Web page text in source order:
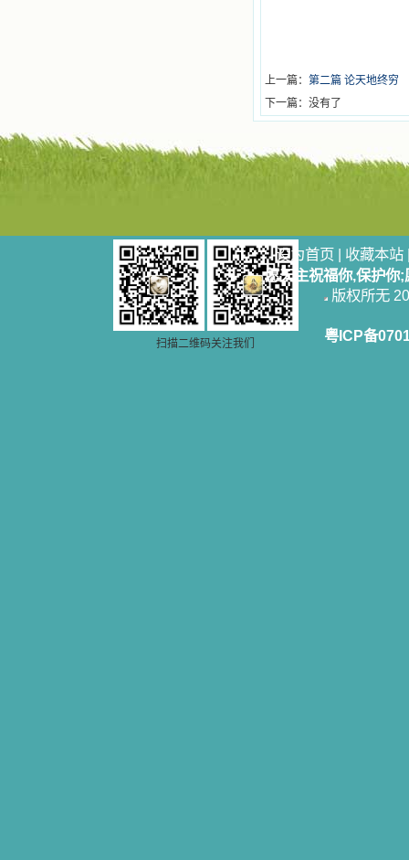
上一篇： 第二篇 论天地终穷
下一篇：没有了
扫描二维码关注我们
设为首页 | 收藏本站
愿天主祝福你,保护你
版权所无
粤ICP备